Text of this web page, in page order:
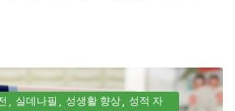
실데나필 성생활 향상
성적 자